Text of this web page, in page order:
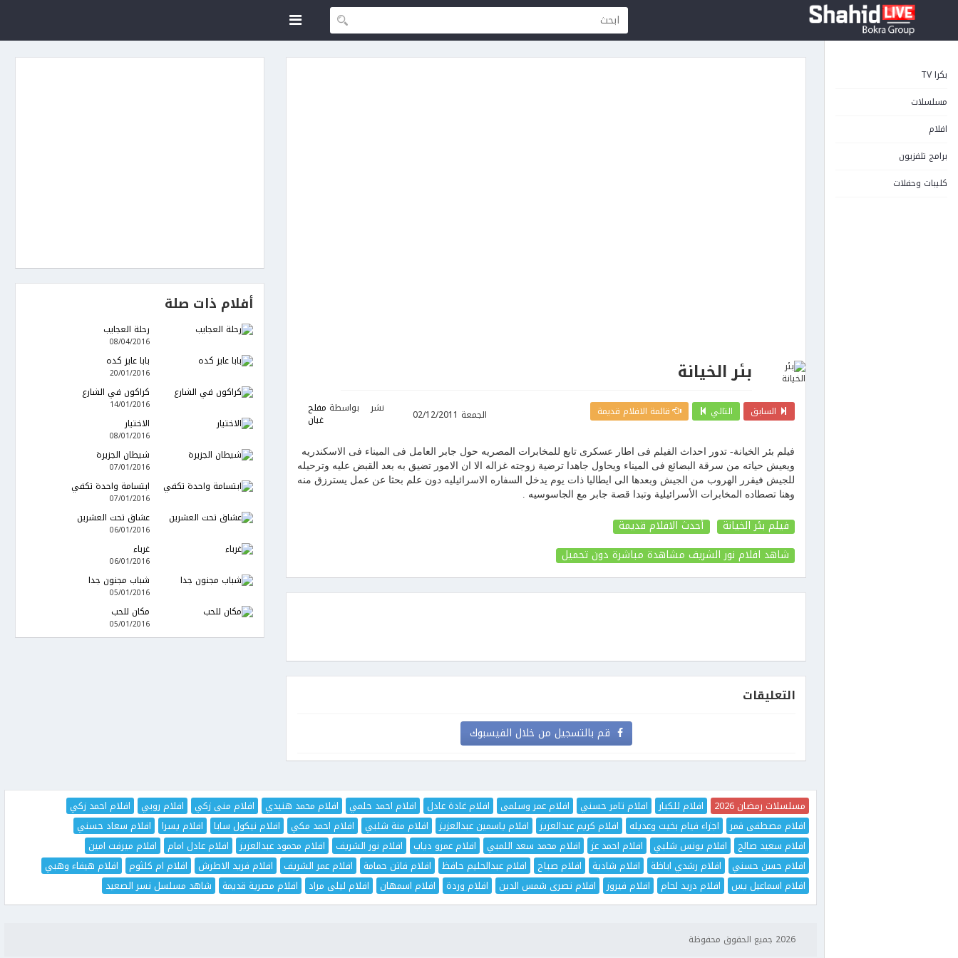
بكرا TV
مسلسلات
افلام
برامج تلفزيون
كليبات وحفلات
بئر الخيانة
السابق التالي قائمة الافلام قديمة نشر الجمعة 02/12/2011 بواسطة مفلح
غيان
فيلم بئر الخيانة- تدور احداث الفيلم فى اطار عسكرى تابع للمخابرات المصريه حول جابر العامل فى الميناء فى الاسكندريه
ويعيش حياته من سرقة البضائع فى الميناء ويحاول جاهدا ترضية زوجته غزاله الا ان الامور تضيق به بعد القبض عليه وترحيله
للجيش فيقرر الهروب من الجيش وبعدها الى ايطاليا ذات يوم يدخل السفاره الاسرائيليه دون علم بحثا عن عمل يسترزق منه
وهنا تصطاده المخابرات الأسرائيلية وتبدا قصة جابر مع الجاسوسيه .
فيلم بئر الخيانة
أحدث الافلام قديمة
شاهد افلام نور الشريف مشاهدة مباشرة دون تحميل
التعليقات
قم بالتسجيل من خلال الفيسبوك
أفلام ذات صلة
رحلة العجايب
08/04/2016
بابا عايز كده
20/01/2016
كراكون في الشارع
14/01/2016
الاختيار
08/01/2016
شيطان الجزيرة
07/01/2016
ابتسامة واحدة تكفي
07/01/2016
عشاق تحت العشرين
06/01/2016
غرباء
06/01/2016
شباب مجنون جدا
05/01/2016
مكان للحب
05/01/2016
مسلسلات رمضان 2026 افلام للكبار افلام تامر حسني افلام عمر وسلمى افلام غادة عادل افلام احمد حلمي افلام محمد هنيدي افلام منى زكي افلام روبي
افلام احمد زكي
افلام مصطفى قمر
اجزاء فيام بخيت وعديله افلام كريم عبدالعزيز افلام ياسمين عبدالعزيز افلام منة شلبي افلام احمد مكي افلام نيكول سابا افلام يسرا
افلام سعاد حسني
افلام سعيد صالح
افلام يونس شلبي افلام احمد عز افلام محمد سعد اللمبي افلام عمرو دياب افلام نور الشريف افلام محمود عبدالعزيز افلام عادل امام
افلام ميرفت امين
افلام حسن حسني
افلام رشدي اباظة افلام شادية افلام صباح افلام عبدالحليم حافظ افلام فاتن حمامة افلام عمر الشريف افلام فريد الاطرش افلام ام كلثوم
افلام هيفاء وهبي
افلام اسماعيل يس
افلام دريد لحام افلام فيروز افلام نصرى شمس الدين افلام وردة افلام اسمهان افلام ليلى مراد افلام مصرية قديمة شاهد مسلسل نسر الصعيد
2026 جميع الحقوق محفوظة